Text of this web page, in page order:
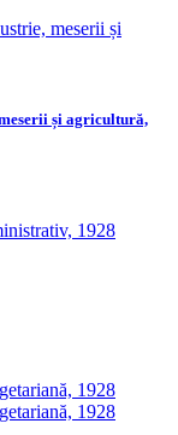
și agricultură,